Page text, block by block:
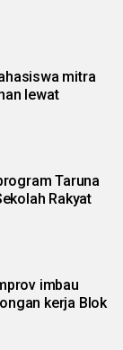
mitra
lewat
Taruna
Rakyat
imbau
kerja Blok